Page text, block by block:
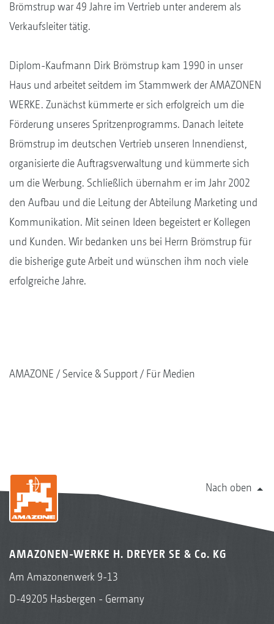
Brömstrup war 49 Jahre im Vertrieb unter anderem als
Verkaufsleiter tätig.
Diplom-Kaufmann Dirk Brömstrup kam 1990 in unser
Haus und arbeitet seitdem im Stammwerk der AMAZONEN
WERKE. Zunächst kümmerte er sich erfolgreich um die
Förderung unseres Spritzenprogramms. Danach leitete
Brömstrup im deutschen Vertrieb unseren Innendienst,
organisierte die Auftragsverwaltung und kümmerte sich
um die Werbung. Schließlich übernahm er im Jahr 2002
den Aufbau und die Leitung der Abteilung Marketing und
Kommunikation. Mit seinen Ideen begeistert er Kollegen
und Kunden. Wir bedanken uns bei Herrn Brömstrup für
die bisherige gute Arbeit und wünschen ihm noch viele
erfolgreiche Jahre.
AMAZONE Service & Support Für Medien
Nach oben
AMAZONEN-WERKE H. DREYER SE & Co. KG
Am Amazonenwerk 9-13
D-49205 Hasbergen - Germany